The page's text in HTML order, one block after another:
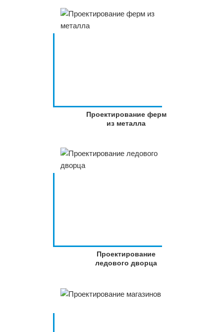
Проектирование ферм
из металла
Проектирование
ледового дворца